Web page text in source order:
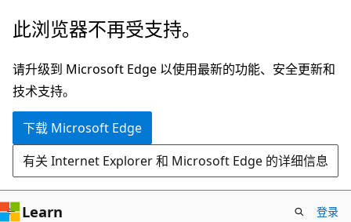
跳
主
要
内
此浏览器不再受支持。
请升级到 Microsoft Edge 以使用最新的功能、安全更新和
技术支持。
下载 Microsoft Edge
有关 Internet Explorer 和 Microsoft Edge 的详细信息
Learn 登录